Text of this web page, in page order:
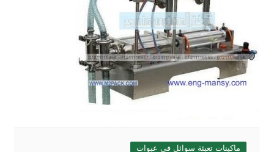
ماكينات تعبئة سوائل فى عبوات